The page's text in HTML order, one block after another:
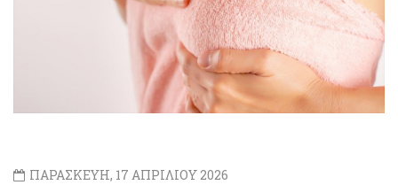
ΠΑΡΑΣΚΕΥΗ, 17 ΑΠΡΙΛΙΟΥ 2026